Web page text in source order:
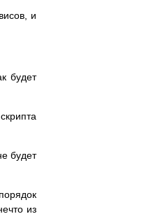
и
будет
будет
из